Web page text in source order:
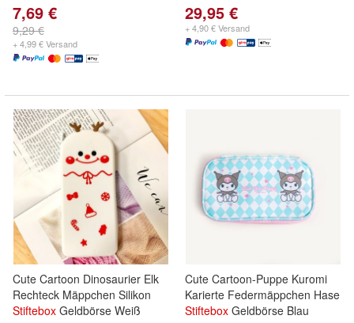
7,69 €
9,29 €
+ 4,99 € Versand
29,95 €
+ 4,90 € Versand
Cute Cartoon Dinosaurier Elk
Rechteck Mäppchen Silikon
Stiftebox Geldbörse Weiß
Cute Cartoon-Puppe Kuromi
Karierte Federmäppchen Hase
Stiftebox Geldbörse Blau